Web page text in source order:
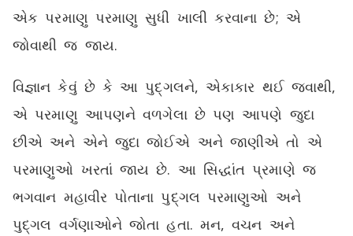
એક પરમાણુ પરમાણુ સુધી ખાલી કરવાના છે; એ
જોવાથી જ જાય.
વિજ્ઞાન કેવું છે કે આ પુદ્‌ગલને, એકાકાર થઈ જવાથી,
એ પરમાણુ આપણને વળગેલા છે પણ આપણે જુદા
છીએ અને એને જુદા જોઈએ અને જાણીએ તો એ
પરમાણુઓ ખરતાં જાય છે. આ સિદ્ધાંત પ્રમાણે જ
ભગવાન મહાવીર પોતાના પુદ્‌ગલ પરમાણુઓ અને
પુદ્‌ગલ વર્ગણાઓને જોતા હતા. મન, વચન અને